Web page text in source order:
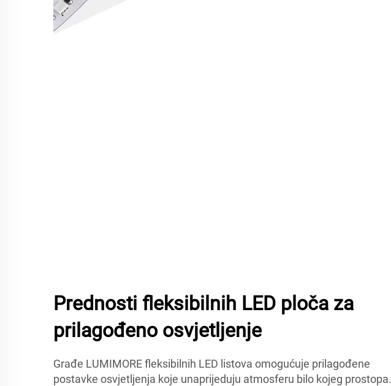
Prednosti fleksibilnih LED ploča za
prilagođeno osvjetljenje
Građe LUMIMORE fleksibilnih LED listova omogućuje prilagođene
postavke osvjetljenja koje unaprijeduju atmosferu bilo kojeg prostора.